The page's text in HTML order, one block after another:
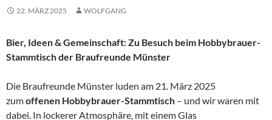
22. MÄRZ 2025 WOLFGANG
Bier, Ideen & Gemeinschaft: Zu Besuch beim Hobbybrauer-
Stammtisch der Braufreunde Münster
Die Braufreunde Münster luden am 21. März 2025
zumoffenen Hobbybrauer-Stammtisch – und wir waren mit
dabei. In lockerer Atmosphäre, mit einem Glas